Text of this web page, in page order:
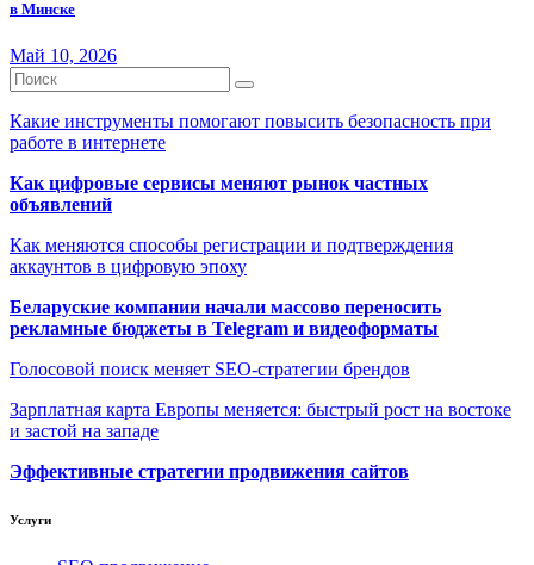
в Минске
Май 10, 2026
Какие инструменты помогают повысить безопасность при
работе в интернете
Как цифровые сервисы меняют рынок частных
объявлений
Как меняются способы регистрации и подтверждения
аккаунтов в цифровую эпоху
Беларуские компании начали массово переносить
рекламные бюджеты в Telegram и видеоформаты
Голосовой поиск меняет SEO-стратегии брендов
Зарплатная карта Европы меняется: быстрый рост на востоке
и застой на западе
Эффективные стратегии продвижения сайтов
Услуги